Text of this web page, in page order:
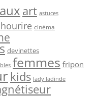
art astuces
cinéma
devinettes
femmes fripon
kids lady ladinde